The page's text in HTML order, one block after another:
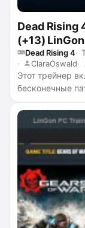
Dead Rising
(+13) LinGon
Dead Rising 4
ClaraOswald
Этот трейнер
бесконечные
денег и очков
сбросить очки
бесконечная
замедление